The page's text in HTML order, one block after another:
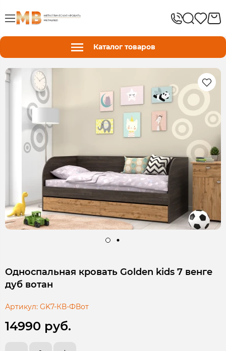
Каталог товаров
Односпальная кровать Golden kids 7 венге
дуб вотан
Артикул: GK7-КВ-ФВот
14990 руб.